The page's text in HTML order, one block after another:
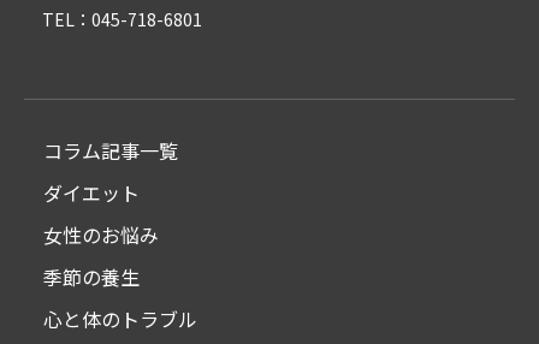
TEL： 045-718-6801
コラム記事一覧
ダイエット
女性のお悩み
季節の養生
心と体のトラブル